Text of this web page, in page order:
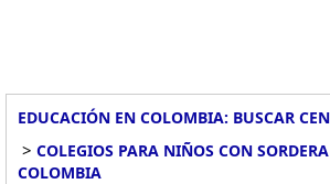
EDUCACIÓN EN COLOMBIA: BUSCAR
> COLEGIOS PARA NIÑOS CON
COLOMBIA